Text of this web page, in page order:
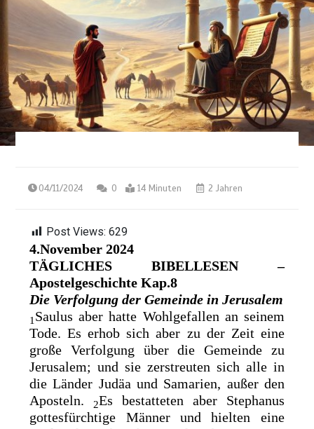
04/11/2024 0 14 Minuten 2 Jahren
Post Views: 629
4.November 2024
TÄGLICHES BIBELLESEN –
Apostelgeschichte Kap.8
Die Verfolgung der Gemeinde in Jerusalem
1 Saulusaber hatte Wohlgefallen an seinem
Tode. Es erhob sich aber zu der Zeit eine
große Verfolgung über die Gemeinde zu
Jerusalem; und sie zerstreuten sich alle in
die Länder Judäa und Samarien, außer den
Aposteln.
2Es bestatteten aber Stephanus
gottesfürchtige Männer und hielten eine